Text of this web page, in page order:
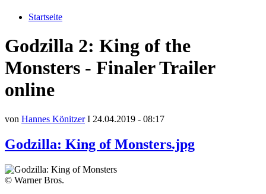
Startseite
Godzilla 2: King of the
Monsters - Finaler Trailer
online
von Hannes KönitzerI 24.04.2019 - 08:17
Godzilla: King of Monsters.jpg
© Warner Bros.